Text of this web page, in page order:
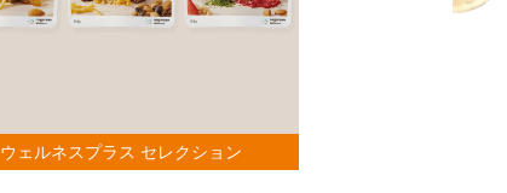
ウェルネスプラス セレクション